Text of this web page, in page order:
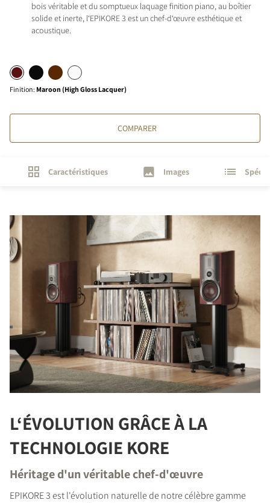
bois véritable et du somptueux laquage finition piano, au boîtier
solide et inerte, l‘EPIKORE 3 est un chef-d‘œuvre esthétique et
acoustique.
Finition: Maroon (High Gloss Lacquer)
COMPARER
Caractéristiques Images
L‘ÉVOLUTION GRÂCE À LA
TECHNOLOGIE KORE
Héritage d'un véritable chef-d'œuvre
EPIKORE 3 est l'évolution naturelle de notre célèbre gamme